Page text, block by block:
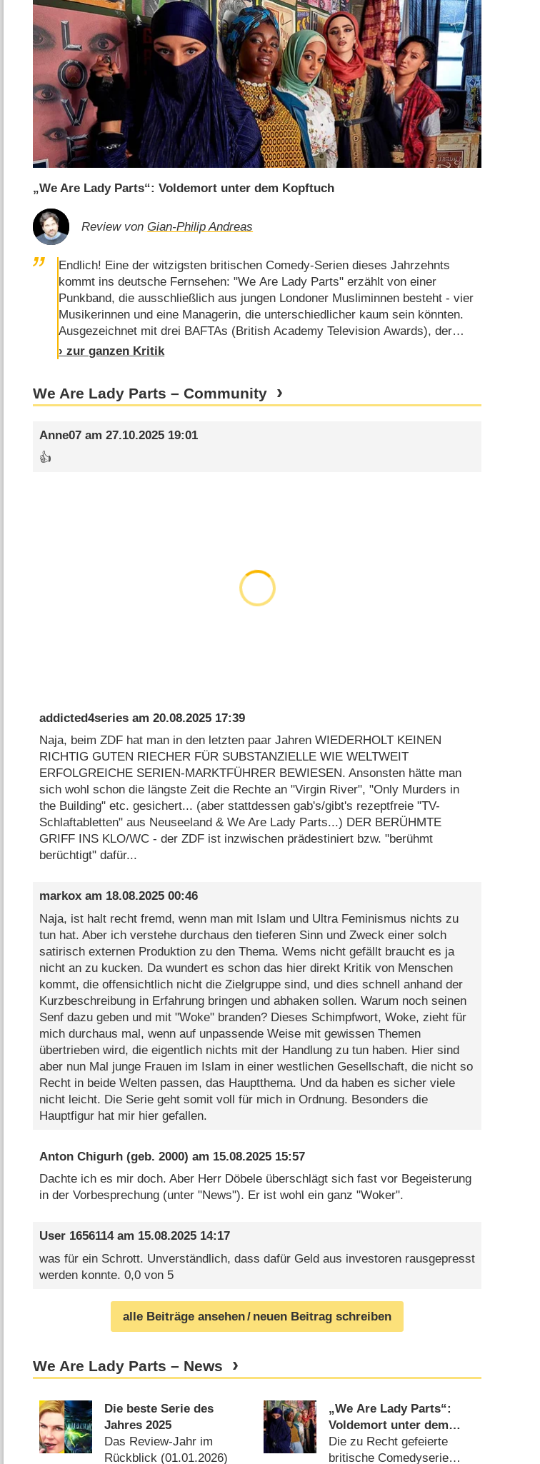
„We Are Lady Parts“: Voldemort unter dem Kopftuch
Review vonGian-Philip Andreas
Endlich! Eine der witzigsten britischen Comedy-Serien dieses Jahrzehnts
kommt ins deutsche Fernsehen: "We Are Lady Parts" erzählt von einer
Punkband, die ausschließlich aus jungen Londoner Musliminnen besteht - vier
Musikerinnen und eine Managerin, die unterschiedlicher kaum sein könnten.
Ausgezeichnet mit drei BAFTAs (British Academy Television Awards), der
prestigeträchtigen Rose d'Or für Autorin Nida Manzoor und noch ziemlich
› zur ganzen Kritik
We Are Lady Parts – Community
Anne07am 27.10.2025 19:01
👍
addicted4seriesam 20.08.2025 17:39
Naja, beim ZDF hat man in den letzten paar Jahren WIEDERHOLT KEINEN
RICHTIG GUTEN RIECHER FÜR SUBSTANZIELLE WIE WELTWEIT
ERFOLGREICHE SERIEN-MARKTFÜHRER BEWIESEN. Ansonsten hätte man
sich wohl schon die längste Zeit die Rechte an "Virgin River", "Only Murders in
the Building" etc. gesichert... (aber stattdessen gab's/gibt's rezeptfreie "TV-
Schlaftabletten" aus Neuseeland & We Are Lady Parts...) DER BERÜHMTE
GRIFF INS KLO/WC - der ZDF ist inzwischen prädestiniert bzw. "berühmt
berüchtigt" dafür...
markoxam 18.08.2025 00:46
Naja, ist halt recht fremd, wenn man mit Islam und Ultra Feminismus nichts zu
tun hat. Aber ich verstehe durchaus den tieferen Sinn und Zweck einer solch
satirisch externen Produktion zu den Thema. Wems nicht gefällt braucht es ja
nicht an zu kucken. Da wundert es schon das hier direkt Kritik von Menschen
kommt, die offensichtlich nicht die Zielgruppe sind, und dies schnell anhand der
Kurzbeschreibung in Erfahrung bringen und abhaken sollen. Warum noch seinen
Senf dazu geben und mit "Woke" branden? Dieses Schimpfwort, Woke, zieht für
mich durchaus mal, wenn auf unpassende Weise mit gewissen Themen
übertrieben wird, die eigentlich nichts mit der Handlung zu tun haben. Hier sind
aber nun Mal junge Frauen im Islam in einer westlichen Gesellschaft, die nicht so
Recht in beide Welten passen, das Hauptthema. Und da haben es sicher viele
nicht leicht. Die Serie geht somit voll für mich in Ordnung. Besonders die
Hauptfigur hat mir hier gefallen.
Anton Chigurh(geb. 2000) am 15.08.2025 15:57
Dachte ich es mir doch. Aber Herr Döbele überschlägt sich fast vor Begeisterung
in der Vorbesprechung (unter "News"). Er ist wohl ein ganz "Woker".
User 1656114am 15.08.2025 14:17
was für ein Schrott. Unverständlich, dass dafür Geld aus investoren rausgepresst
werden konnte. 0,0 von 5
alle Beiträge ansehen/ neuen Beitrag schreiben
We Are Lady Parts – News
Die beste Serie des
Jahres 2025
Das Review-Jahr im
Rückblick (01.01.2026)
„We Are Lady Parts“:
Voldemort unter dem
Kopftuch – Review
Die zu Recht gefeierte
britische Comedyserie